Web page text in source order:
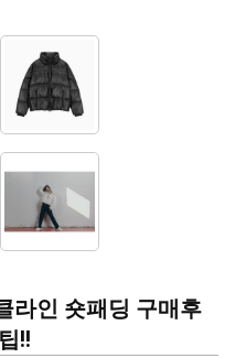
라인 숏패딩 구매후
!!